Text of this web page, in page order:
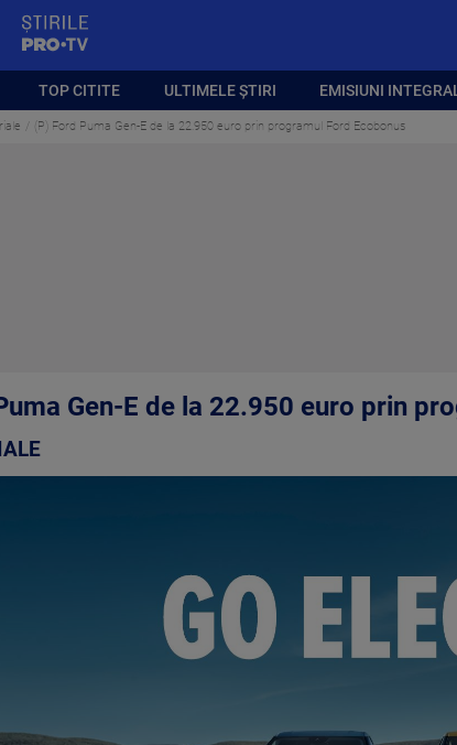
TOP CITITE ULTIMELE ȘTIRI EMISIUNI
(P) Ford Puma Gen-E de la 22.950 euro prin programul Ford Ecobonus
Gen-E de la 22.950 euro prin